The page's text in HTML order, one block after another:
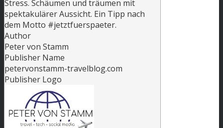
Stress. Schäumen und träumen mit
spektakulärer Aussicht. Ein Tipp nach
dem Motto #jetztfuerspaeter.
Author
Peter von Stamm
Publisher Name
petervonstamm-travelblog.com
Publisher Logo